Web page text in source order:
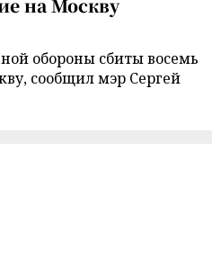
обороны сбиты восемь
сообщил мэр Сергей